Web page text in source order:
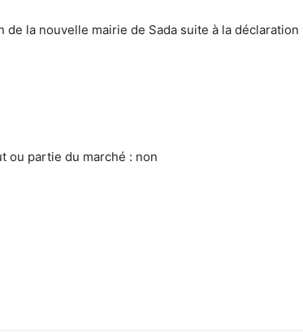
la nouvelle mairie de Sada suite à la déclaration
ou partie du marché : non